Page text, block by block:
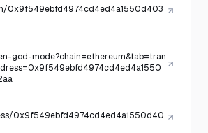
0x9f549ebfd4974cd4ed4a1550d403
god-mode?chain=ethereum&tab=tran
0x9f549ebfd4974cd4ed4a1550d40